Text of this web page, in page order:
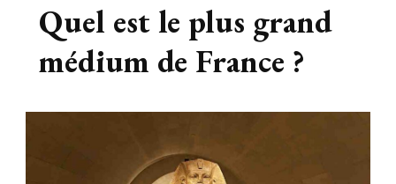
Quel est le plus grand
médium de France ?